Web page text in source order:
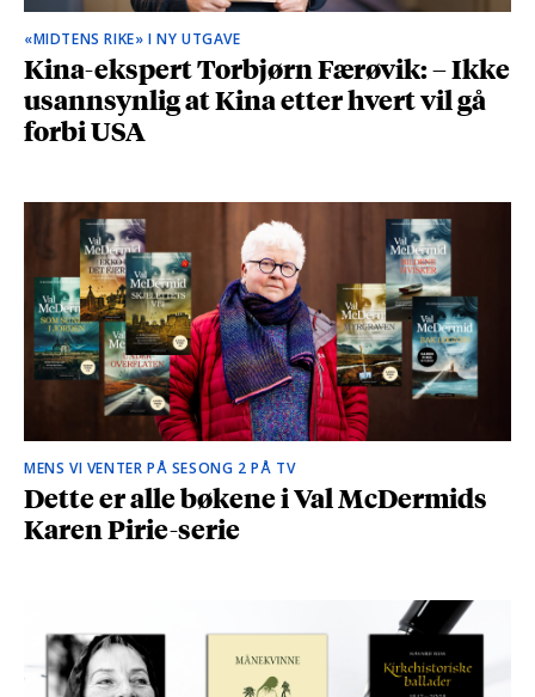
«MIDTENS RIKE» I NY UTGAVE
Kina-ekspert Torbjørn Færøvik: – Ikke
usannsynlig at Kina etter hvert vil gå
forbi USA
MENS VI VENTER PÅ SESONG 2 PÅ TV
Dette er alle bøkene i Val McDermids
Karen Pirie-serie